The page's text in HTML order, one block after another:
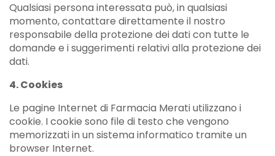
Qualsiasi persona interessata può, in qualsiasi
momento, contattare direttamente il nostro
responsabile della protezione dei dati con tutte le
domande e i suggerimenti relativi alla protezione dei
dati.
4. Cookies
Le pagine Internet di Farmacia Merati utilizzano i
cookie. I cookie sono file di testo che vengono
memorizzati in un sistema informatico tramite un
browser Internet.